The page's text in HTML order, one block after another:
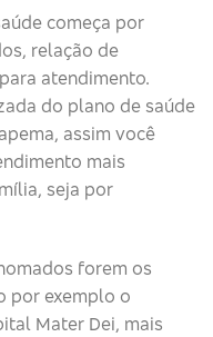
começa por
relação de
atendimento.
do plano de saúde
assim você
mais
seja por
forem os
por exemplo o
Mater Dei, mais